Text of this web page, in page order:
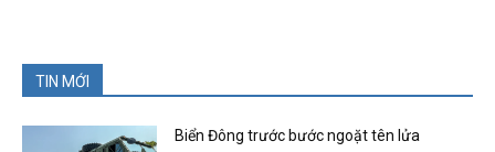
TIN MỚI
Biển Đông trước bước ngoặt tên lửa